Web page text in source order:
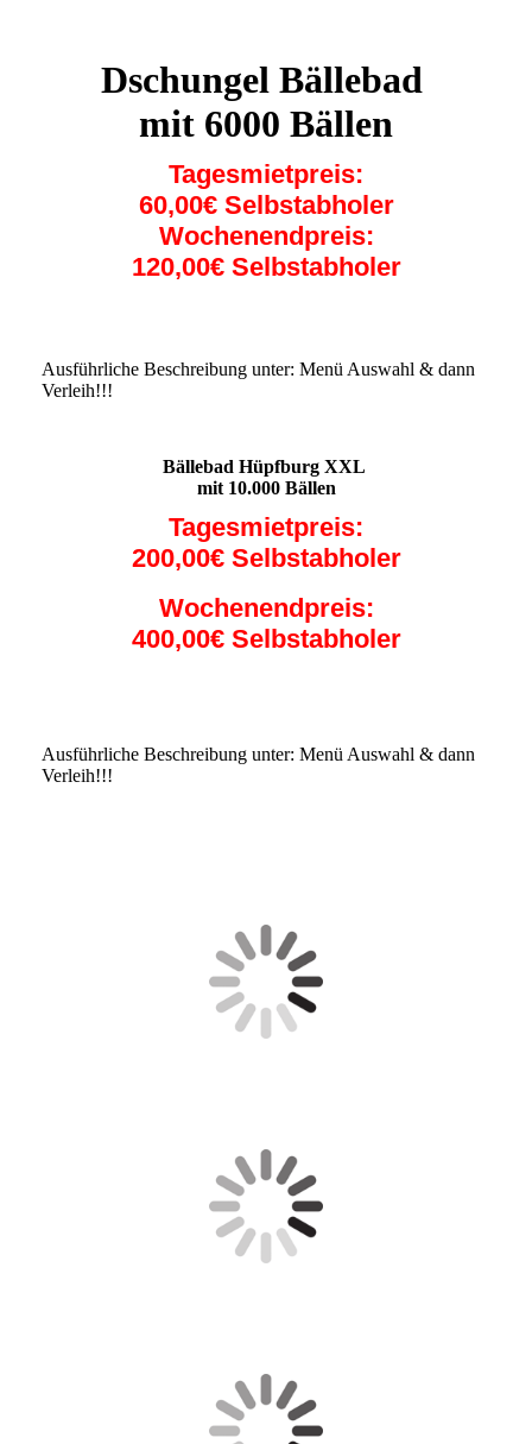
Dschungel Bällebad
mit 6000 Bällen
Tagesmietpreis:
60,00€ Selbstabholer
Wochenendpreis:
120,00€ Selbstabholer
Ausführliche Beschreibung unter: Menü Auswahl & dann
Verleih!!!
Bällebad Hüpfburg XXL
mit 10.000 Bällen
Tagesmietpreis:
200,00€ Selbstabholer
Wochenendpreis:
400,00€ Selbstabholer
Ausführliche Beschreibung unter: Menü Auswahl & dann
Verleih!!!